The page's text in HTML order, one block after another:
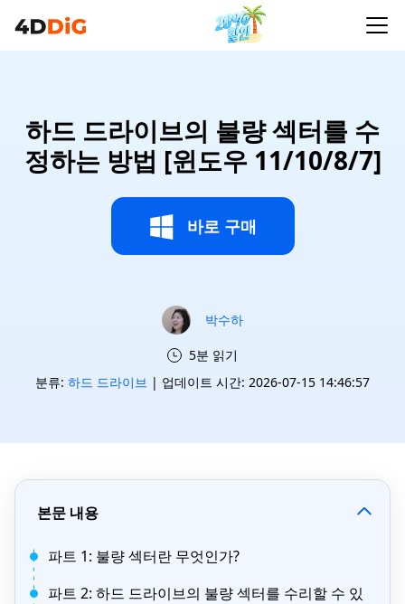
하드 드라이브의 불량 섹터를 수
정하는 방법 [윈도우 11/10/8/7]
바로 구매
박수하
5분 읽기
분류: 하드 드라이브 | 업데이트 시간: 2026-07-15 14:46:57
본문 내용
파트 1: 불량 섹터란 무엇인가?
파트 2: 하드 드라이브의 불량 섹터를 수리할 수 있